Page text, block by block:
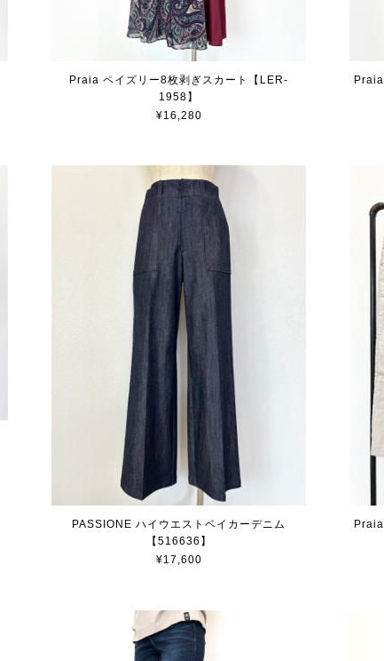
Praia ペイズリー8枚剥ぎスカート【LER-
1958】
¥16,280
PASSIONE ハイウエストベイカーデニム
【516636】
¥17,600